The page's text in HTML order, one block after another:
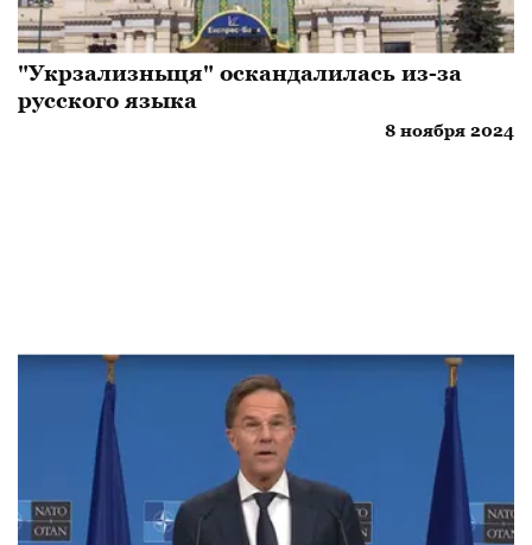
"Укрзализныця" оскандалилась из-за
русского языка
8 ноября 2024